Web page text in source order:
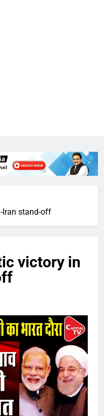
Iran stand-off
victory in